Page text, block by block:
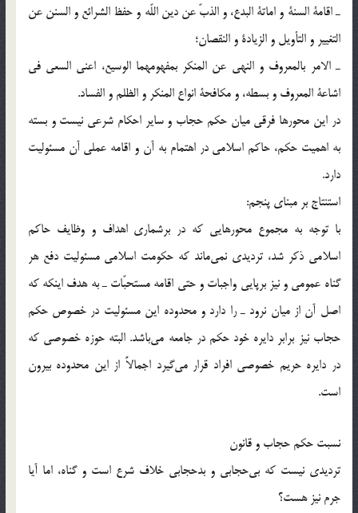
ـ اقامة السنة و اماتة البدع، و الذبّ عن دين اللّه‌ و حفظ الشرائع و السنن عن
التغيير و التأويل و الزيادة و النقصان؛
ـ الامر بالمعروف و النهی عن المنکر بمفهومهما الوسيع، اعنی السعی فی
اشاعة المعروف و بسطه، و مکافحة انواع المنکر و الظلم و الفساد.
در اين محورها فرقی ميان حکم حجاب و ساير احکام شرعی نيست و بسته
به اهميت حکم، حاکم اسلامی در اهتمام به آن و اقامه عملی آن مسئوليت
دارد.
استنتاج بر مبنای پنجم:
با توجه به مجموع محورهايی که در برشماری اهداف و وظايف حاکم
اسلامی ذکر شد، ترديدی نمی‌ماند که حکومت اسلامی مسئوليت دفع هر
گناه عمومی و نيز برپايی واجبات و حتی اقامه مستحبّات ـ به هدف اينکه که
اصل آن از ميان نرود ـ را دارد و محدوده اين مسئوليت در خصوص حکم
حجاب نيز برابر دايره خود حکم در جامعه می‌باشد. البته حوزه خصوصی که
در دايره حريم خصوصی افراد قرار می‌گيرد اجمالاً از اين محدوده بيرون
است.
نسبت حکم حجاب و قانون
ترديدی نيست که بی‌حجابی و بدحجابی خلاف شرع است و گناه، اما آيا
جرم نيز هست؟